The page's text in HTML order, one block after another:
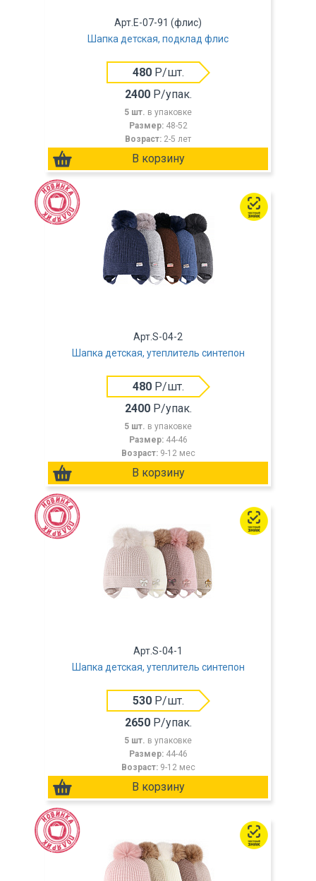
Арт.E-07-91 (флис)
Шапка детская, подклад флис
480Р/шт.
2400Р/упак.
5 шт. в упаковке
Размер: 48-52
Возраст: 2-5 лет
Арт.S-04-2
Шапка детская, утеплитель синтепон
480Р/шт.
2400Р/упак.
5 шт. в упаковке
Размер: 44-46
Возраст: 9-12 мес
Арт.S-04-1
Шапка детская, утеплитель синтепон
530Р/шт.
2650Р/упак.
5 шт. в упаковке
Размер: 44-46
Возраст: 9-12 мес